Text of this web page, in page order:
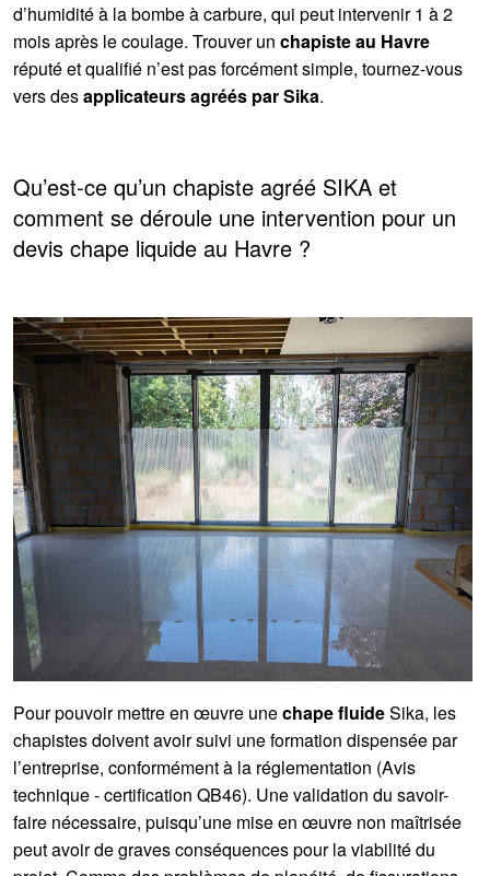
d’humidité à la bombe à carbure, qui peut intervenir 1 à 2
mois après le coulage. Trouver un chapiste au Havre
réputé et qualifié n’est pas forcément simple, tournez-vous
vers desapplicateurs agréés par Sika.
Qu’est-ce qu’un chapiste agréé SIKA et
comment se déroule une intervention pour un
devis chape liquide au Havre ?
Pour pouvoir mettre en œuvre unechape fluideSika, les
chapistes doivent avoir suivi une formation dispensée par
l’entreprise, conformément à la réglementation (Avis
technique - certification QB46). Une validation du savoir-
faire nécessaire, puisqu’une mise en œuvre non maîtrisée
peut avoir de graves conséquences pour la viabilité du